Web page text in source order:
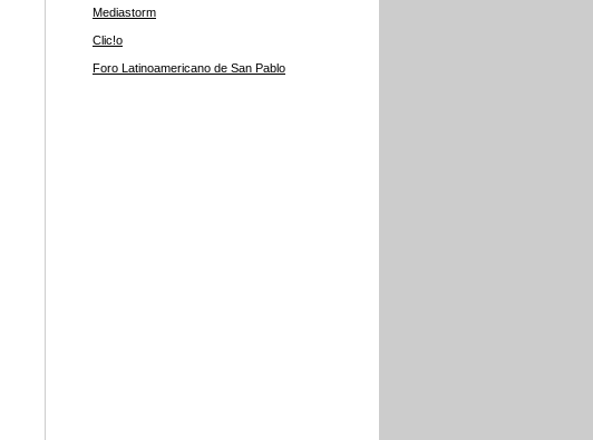
Mediastorm
Clic!o
Foro Latinoamericano de San Pablo